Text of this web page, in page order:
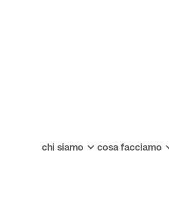
chi siamo cosa facciamo
al
come evitare